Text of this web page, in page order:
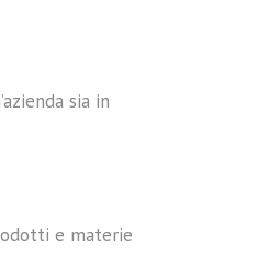
sia in
e materie